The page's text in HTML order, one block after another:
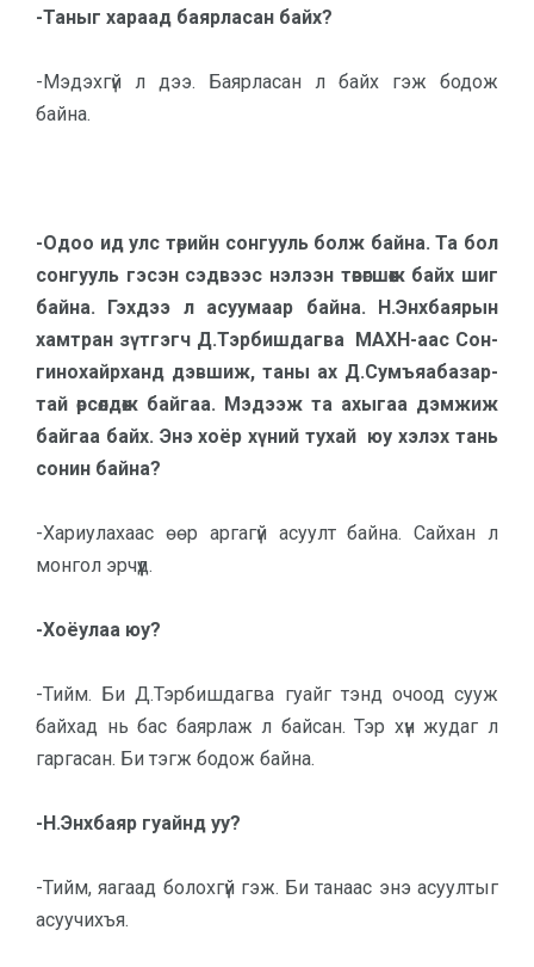
-Таныг хараад баярласан байх?
-Мэдэхгүй л дээ. Баярласан л байх гэж бодож
байна.
-Одоо ид улс төрийн сонгууль болж байна. Та бол
сонгууль гэсэн сэд­вээс нэлээн төвөг­шөөж байх шиг
байна. Гэхдээ л асуумаар бай­на. Н.Энхбаярын
хамтран зүтгэгч Д.Тэрбишдагва МАХН-аас Сон­
ги­но­хайрханд дэв­шиж, таны ах Д.Сумъяа­ба­зар­
тай өрсөлдөж бай­гаа. Мэ­дээж та ахыгаа дэмжиж
бай­гаа байх. Энэ хоёр хүний тухай юу хэлэх тань
сонин байна?
-Хариулахаас өөр аргагүй асуулт байна. Сайхан л
монгол эрчүүд.
-Хоёулаа юу?
-Тийм. Би Д.Тэрбишдагва гуайг тэнд очоод сууж
байхад нь бас баяр­лаж л байсан. Тэр хүн жудаг л
гарга­сан. Би тэгж бодож байна.
-Н.Энхбаяр гуайнд уу?
-Тийм, яагаад болохгүй гэж. Би та­наас энэ асуултыг
асуучихъя.